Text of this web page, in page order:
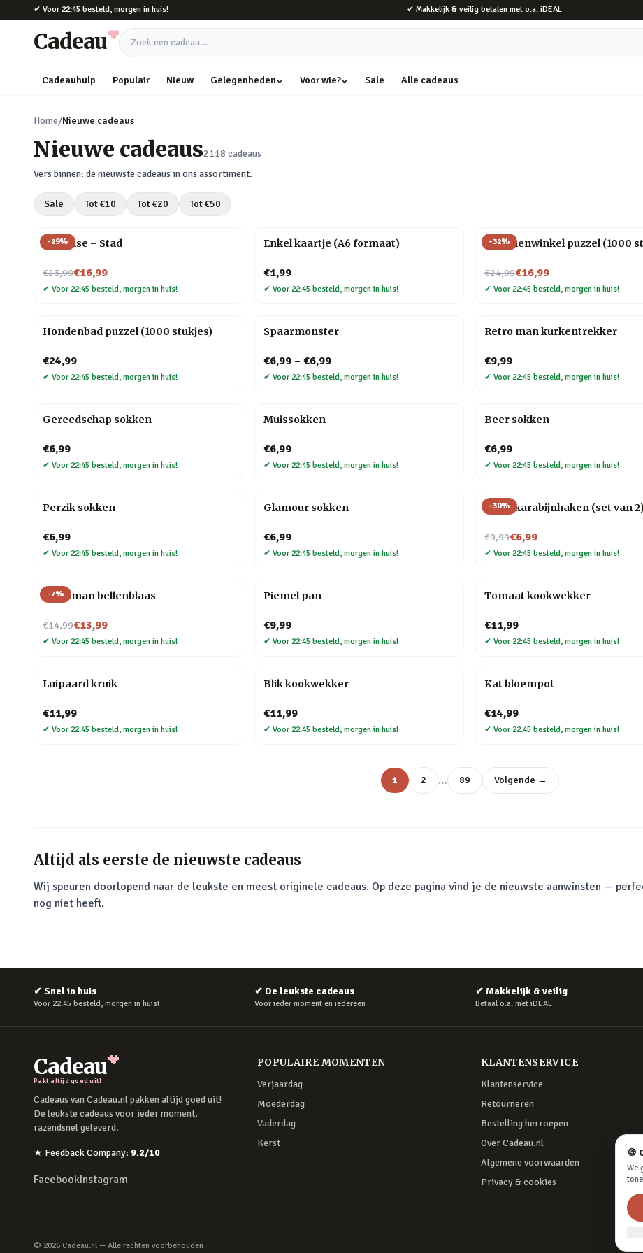
Naar hoofdinhoud
✔ Voor 22:45 besteld, morgen in huis! ✔ Makkelijk & veilig betalen met o.a. iDEAL
Cadeau Zoek een cadeau
Cadeauhulp Populair Nieuw Gelegenheden Voor wie? Sale Alle cadeaus
Home/Nieuwe cadeaus
Nieuwe cadeaus2118 cadeaus
Vers binnen: de nieuwste cadeaus in ons assortiment.
Sale Tot €10 Tot €20 Tot €50
-29%
Flip Vase – Stad
€23,99
Nu voor€16,99
✔ Voor 22:45 besteld, morgen in huis!
Enkel kaartje (A6 formaat)
€1,99
✔ Voor 22:45 besteld, morgen in huis!
-32%
Bloemenwinkel puzzel (1000
€24,99
Nu voor€16,99
✔ Voor 22:45 besteld, morgen in huis!
Hondenbad puzzel (1000 stukjes)
€24,99
✔ Voor 22:45 besteld, morgen in huis!
Spaarmonster
€6,99 – €6,99
✔ Voor 22:45 besteld, morgen in huis!
Retro man kurkentrekker
€9,99
✔ Voor 22:45 besteld, morgen in huis!
Gereedschap sokken
€6,99
✔ Voor 22:45 besteld, morgen in huis!
Muissokken
€6,99
✔ Voor 22:45 besteld, morgen in huis!
Beer sokken
€6,99
✔ Voor 22:45 besteld, morgen in huis!
Perzik sokken
€6,99
✔ Voor 22:45 besteld, morgen in huis!
Glamour sokken
€6,99
✔ Voor 22:45 besteld, morgen in huis!
-30%
Hond karabijnhaken (set van
€9,99
Nu voor€6,99
✔ Voor 22:45 besteld, morgen in huis!
-7%
Kerstman bellenblaas
€14,99
Nu voor€13,99
✔ Voor 22:45 besteld, morgen in huis!
Piemel pan
€9,99
✔ Voor 22:45 besteld, morgen in huis!
Tomaat kookwekker
€11,99
✔ Voor 22:45 besteld, morgen in huis!
Luipaard kruik
€11,99
✔ Voor 22:45 besteld, morgen in huis!
Blik kookwekker
€11,99
✔ Voor 22:45 besteld, morgen in huis!
Kat bloempot
€14,99
✔ Voor 22:45 besteld, morgen in huis!
1 2 … 89 Volgende →
Altijd als eerste de nieuwste cadeaus
Wij speuren doorlopend naar de leukste en meest originele cadeaus. Op deze pagina vind je de nieuwste aanwinsten —
nog niet heeft.
✔ Snel in huis
Voor 22:45 besteld, morgen in huis!
✔ De leukste cadeaus
Voor ieder moment en iedereen
✔ Makkelijk & veilig
Betaal o.a. met iDEAL
Cadeau
Pakt altijd goed uit!
Cadeaus van Cadeau.nl pakken altijd goed uit!
De leukste cadeaus voor ieder moment,
razendsnel geleverd.
★ Feedback Company: 9.2/10
FacebookInstagram
POPULAIRE MOMENTEN
Verjaardag
Moederdag
Vaderdag
Kerst
KLANTENSERVICE
Klantenservice
Retourneren
Bestelling herroepen
Over Cadeau.nl
Algemene voorwaarden
Privacy & cookies
© 2026 Cadeau.nl — Alle rechten voorbehouden
🍪
We